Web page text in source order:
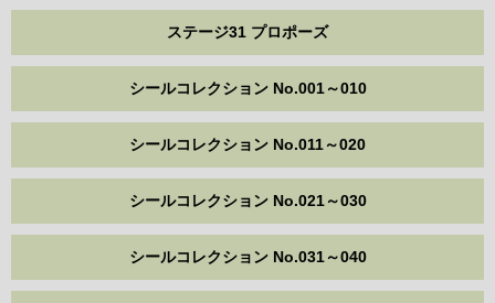
ステージ31 プロポーズ
シールコレクション No.001～010
シールコレクション No.011～020
シールコレクション No.021～030
シールコレクション No.031～040